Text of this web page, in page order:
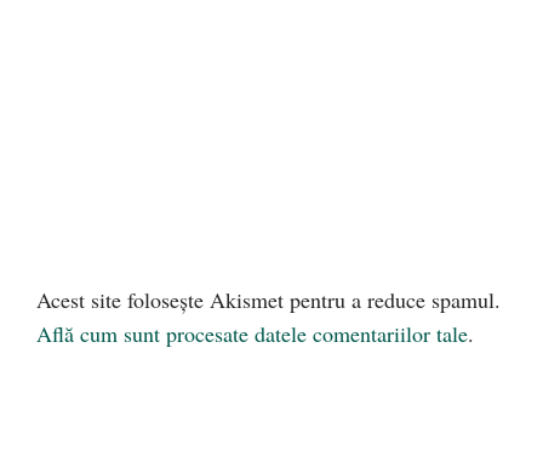
Acest site folosește Akismet pentru a reduce spamul.
Află cum sunt procesate datele comentariilor tale.